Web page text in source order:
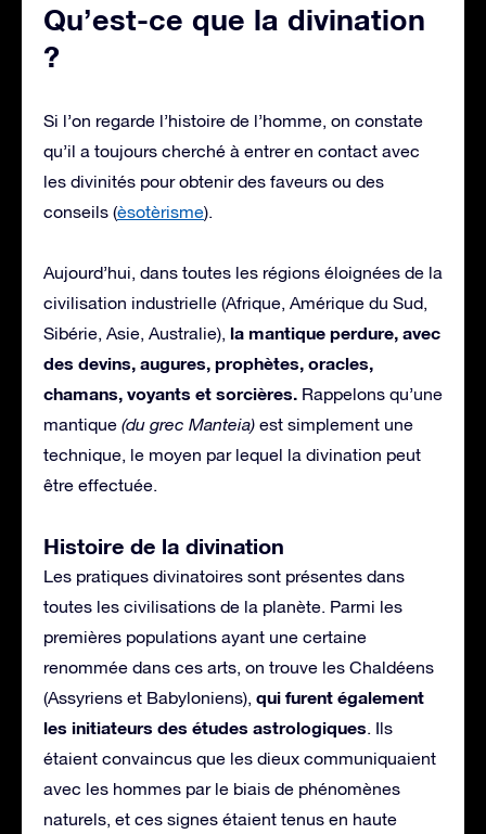
Qu’est-ce que la divination
?
Si l’on regarde l’histoire de l’homme, on constate
qu’il a toujours cherché à entrer en contact avec
les divinités pour obtenir des faveurs ou des
conseils (èsotèrisme).
Aujourd’hui, dans toutes les régions éloignées de la
civilisation industrielle (Afrique, Amérique du Sud,
Sibérie, Asie, Australie), la mantique perdure, avec
des devins, augures, prophètes, oracles,
chamans, voyants et sorcières. Rappelons qu’une
mantique (du grec Manteia) est simplement une
technique, le moyen par lequel la divination peut
être effectuée.
Histoire de la divination
Les pratiques divinatoires sont présentes dans
toutes les civilisations de la planète. Parmi les
premières populations ayant une certaine
renommée dans ces arts, on trouve les Chaldéens
(Assyriens et Babyloniens), qui furent également
les initiateurs des études astrologiques. Ils
étaient convaincus que les dieux communiquaient
avec les hommes par le biais de phénomènes
naturels, et ces signes étaient tenus en haute